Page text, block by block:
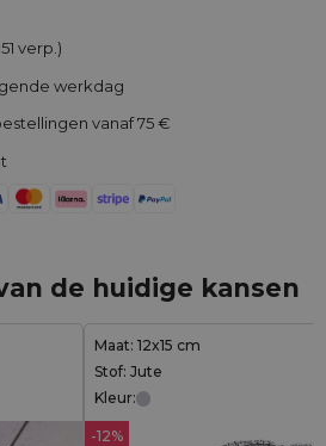
verp.)
werkdag
vanaf 75 €
de huidige kansen
Maat: 12x15 cm
Stof: Jute
Kleur:
-12%